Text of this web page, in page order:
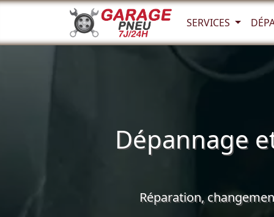
SERVICES
Dépannage
Réparation,